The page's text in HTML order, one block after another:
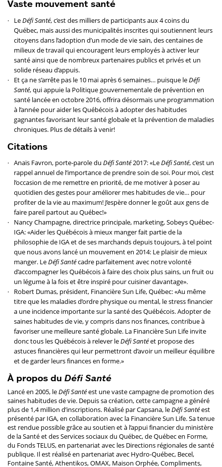
Vaste mouvement santé
LeDéfi Santé, c’est des milliers de participants aux 4 coins du
Québec, mais aussi des municipalités inscrites qui soutiennent leurs
citoyens dans l’adoption d’un mode de vie sain, des centaines de
milieux de travail qui encouragent leurs employés à activer leur
santé ainsi que de nombreux partenaires publics et privés et un
solide réseau d’appuis.
Et ça ne s’arrête pas le 10 mai après 6 semaines… puisque leDéfi
Santé, qui appuie la Politique gouvernementale de prévention en
santé lancée en octobre 2016, offrira désormais une programmation
à l’année pour aider les Québécois à adopter des habitudes
gagnantes favorisant leur santé globale et la prévention de maladies
chroniques. Plus de détails à venir!
Citations
Anaïs Favron, porte-parole du Défi Santé2017: «LeDéfi Santé, c’est un
rappel annuel de l’importance de prendre soin de soi. Pour moi, c’est
l’occasion de me remettre en priorité, de me motiver à poser au
quotidien des gestes pour améliorer mes habitudes de vie… pour
profiter de la vie au maximum! J’espère donner le goût aux gens de
faire pareil partout au Québec!»
Nancy Champagne, directrice principale, marketing, Sobeys Québec-
IGA: «Aider les Québécois à mieux manger fait partie de la
philosophie de IGA et de ses marchands depuis toujours, à tel point
que nous avons lancé un mouvement en 2014: Le plaisir de mieux
manger. LeDéfi Santécadre parfaitement avec notre volonté
d’accompagner les Québécois à faire des choix plus sains, un fruit ou
un légume à la fois et être inspiré pour cuisiner davantage».
Robert Dumas, président, Financière Sun Life, Québec: «Au même
titre que les maladies d’ordre physique ou mental, le stress financier
a une incidence importante sur la santé des Québécois. Adopter de
saines habitudes de vie, y compris dans nos finances, contribue à
favoriser une meilleure santé globale. La Financière Sun Life invite
donc tous les Québécois à relever leDéfi Santéet propose des
astuces financières qui leur permettront d’avoir un meilleur équilibre
et de garder leurs finances en forme.»
À propos du Défi Santé
Lancé en 2005, leDéfi Santéest une vaste campagne de promotion des
saines habitudes de vie. Depuis sa création, cette campagne a généré
plus de 1,4 million d’inscriptions. Réalisé par Capsana, leDéfi Santéest
présenté par IGA, en collaboration avec la Financière Sun Life. Sa tenue
est rendue possible grâce au soutien et à l’appui financier du ministère
de la Santé et des Services sociaux du Québec, de Québec en Forme,
du Fonds TELUS, en partenariat avec les Directions régionales de santé
publique. Il est réalisé en partenariat avec Hydro-Québec, Becel,
Fontaine Santé, Athentikos, OMAX, Maison Orphée, Compliments,